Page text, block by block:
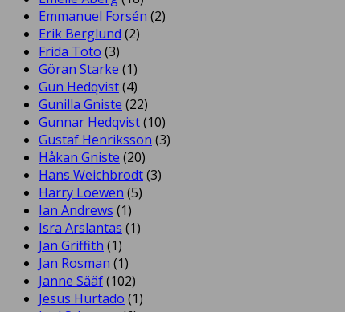
Emmanuel Forsén (2)
Erik Berglund (2)
Frida Toto (3)
Göran Starke (1)
Gun Hedqvist(4)
Gunilla Gniste (22)
Gunnar Hedqvist(10)
Gustaf Henriksson (3)
Håkan Gniste (20)
Hans Weichbrodt(3)
Harry Loewen (5)
Ian Andrews (1)
Isra Arslantas (1)
Jan Griffith (1)
Jan Rosman (1)
Janne Sääf(102)
Jesus Hurtado (1)